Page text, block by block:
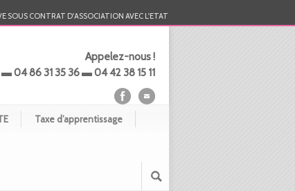
SOUS CONTRAT D'ASSOCIATION AVEC L'ETAT
Appelez-nous !
04 86 31 35 36 ▬ 04 42 38 15 11
Taxe d’apprentissage